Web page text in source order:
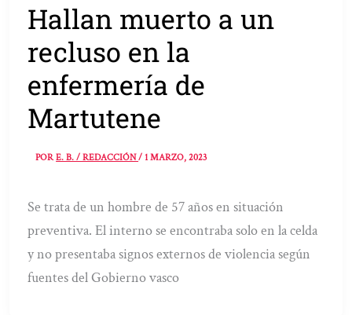
Hallan muerto a un
recluso en la
enfermería de
Martutene
PORE. B. / REDACCIÓN/1 MARZO, 2023
Se trata de un hombre de 57 años en situación
preventiva. El interno se encontraba solo en la celda
y no presentaba signos externos de violencia según
fuentes del Gobierno vasco